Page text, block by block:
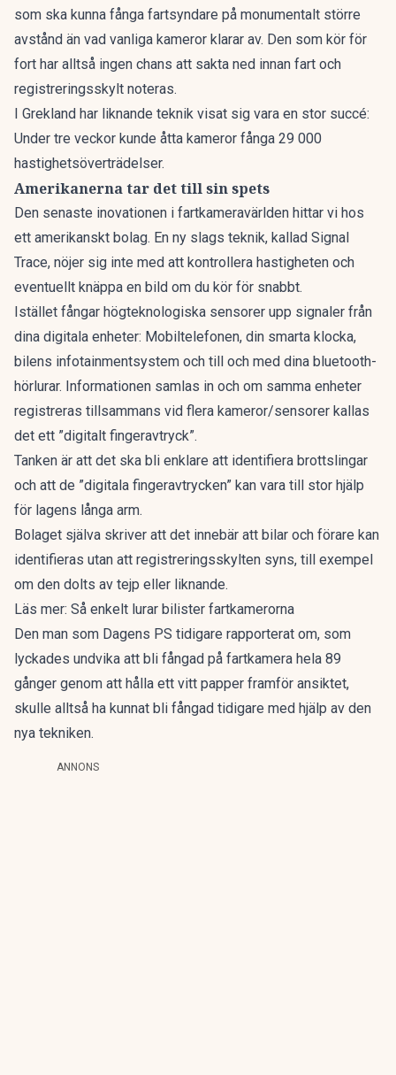
som ska kunna fånga fartsyndare på monumentalt större
avstånd än vad vanliga kameror klarar av. Den som kör för
fort har alltså ingen chans att sakta ned innan fart och
registreringsskylt noteras.
I Grekland har liknande teknik visat sig vara en stor succé:
Under tre veckor kunde åtta kameror fånga 29 000
hastighetsöverträdelser.
Amerikanerna tar det till sin spets
Den senaste inovationen i fartkameravärlden hittar vi hos
ett amerikanskt bolag. En ny slags teknik, kallad Signal
Trace, nöjer sig inte med att kontrollera hastigheten och
eventuellt knäppa en bild om du kör för snabbt.
Istället fångar högteknologiska sensorer upp signaler från
dina digitala enheter: Mobiltelefonen, din smarta klocka,
bilens infotainmentsystem och till och med dina bluetooth-
hörlurar. Informationen samlas in och om samma enheter
registreras tillsammans vid flera kameror/sensorer kallas
det ett ”digitalt fingeravtryck”.
Tanken är att det ska bli enklare att identifiera brottslingar
och att de ”digitala fingeravtrycken” kan vara till stor hjälp
för lagens långa arm.
Bolaget själva skriver att det innebär att bilar och förare kan
identifieras utan att registreringsskylten syns, till exempel
om den dolts av tejp eller liknande.
Läs mer: Så enkelt lurar bilister fartkamerorna
Den man som Dagens PS tidigare rapporterat om, som
lyckades undvika att bli fångad på fartkamera hela 89
gånger genom att hålla ett vitt papper framför ansiktet,
skulle alltså ha kunnat bli fångad tidigare med hjälp av den
nya tekniken.
ANNONS